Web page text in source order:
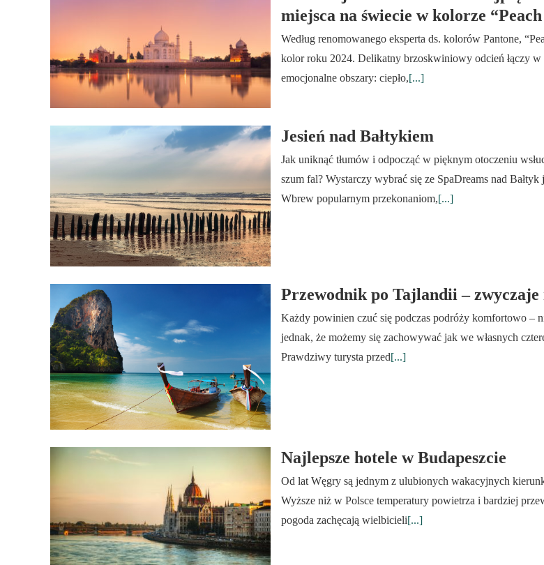
miejsca na świecie w kolorze
Według renomowanego eksperta ds. kolorów Pantone,
kolor roku 2024. Delikatny brzoskwiniowy odcień łączy w
emocjonalne obszary: ciepło,[...]
Jesień nad Bałtykiem
Jak uniknąć tłumów i odpocząć w pięknym otoczeniu
szum fal? Wystarczy wybrać się ze SpaDreams nad Bałtyk
Wbrew popularnym przekonaniom,[...]
Przewodnik po Tajlandii –
Każdy powinien czuć się podczas podróży komfortowo –
jednak, że możemy się zachowywać jak we własnych
Prawdziwy turysta przed[...]
Najlepsze hotele w Budapeszcie
Od lat Węgry są jednym z ulubionych wakacyjnych
Wyższe niż w Polsce temperatury powietrza i bardziej
pogoda zachęcają wielbicieli[...]